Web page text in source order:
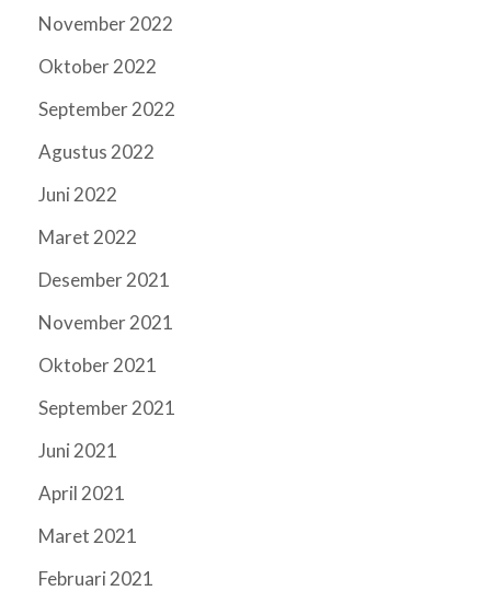
November 2022
Oktober 2022
September 2022
Agustus 2022
Juni 2022
Maret 2022
Desember 2021
November 2021
Oktober 2021
September 2021
Juni 2021
April 2021
Maret 2021
Februari 2021